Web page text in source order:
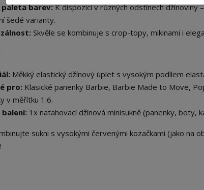
paleta barev:K dispozici v různých odstínech džínoviny
šedé varianty.
Skvěle se kombinuje s crop-topy, mikinami i
Měkký elastický džínový úplet s vysokým podílem
pro: Klasické panenky Barbie, Barbie Made to Move,
v měřítku 1:6.
balení: 1x natahovací džínová minisukně (panenky, boty,
sukni s vysokými červenými kozačkami (jako na